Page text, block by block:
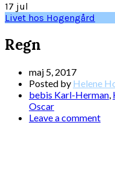
17 jul
Livet hos Hogengård
Regn
maj 5, 2017
Posted by Helene
bebis Karl-Herman,
Oscar
Leave a comment